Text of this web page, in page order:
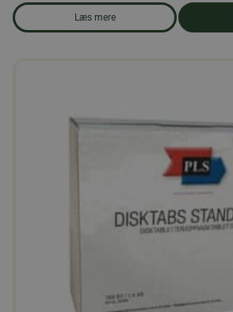
Læs mere
om produkten Solsikkekerner 5 kg